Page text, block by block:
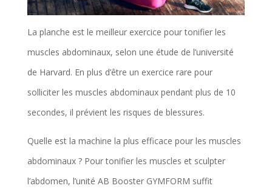
La planche est le meilleur exercice pour tonifier les
muscles abdominaux, selon une étude de l’université
de Harvard. En plus d’être un exercice rare pour
solliciter les muscles abdominaux pendant plus de 10
secondes, il prévient les risques de blessures.
Quelle est la machine la plus efficace pour les muscles
abdominaux ? Pour tonifier les muscles et sculpter
l’abdomen, l’unité AB Booster GYMFORM suffit